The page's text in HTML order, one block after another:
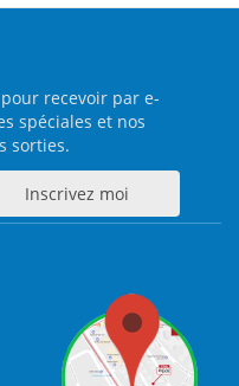
recevoir par e-
spéciales et nos
sorties.